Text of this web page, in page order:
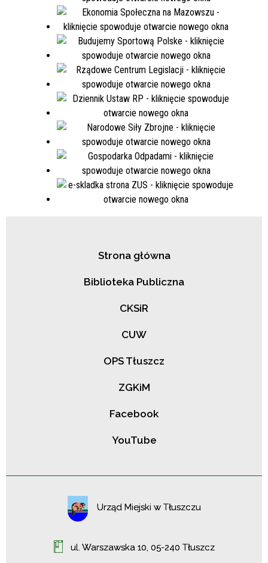
Strona główna
Biblioteka Publiczna
CKSiR
CUW
OPS Tłuszcz
ZGKiM
Facebook
YouTube
Urząd Miejski w Tłuszczu
ul. Warszawska 10, 05-240 Tłuszcz